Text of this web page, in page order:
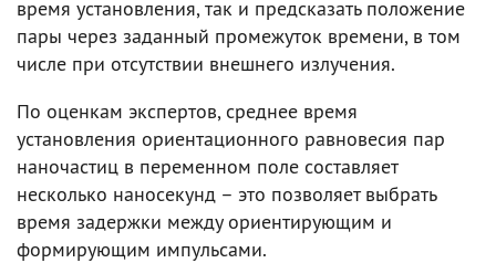
время установления, так и предсказать положение
пары через заданный промежуток времени, в том
числе при отсутствии внешнего излучения.
По оценкам экспертов, среднее время
установления ориентационного равновесия пар
наночастиц в переменном поле составляет
несколько наносекунд – это позволяет выбрать
время задержки между ориентирующим и
формирующим импульсами.